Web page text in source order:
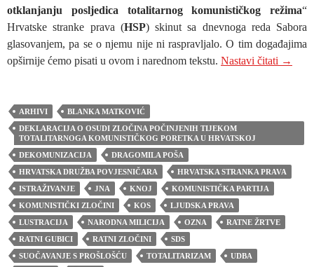
otklanjanju posljedica totalitarnog komunističkog režima“
Hrvatske stranke prava (HSP) skinut sa dnevnoga reda Sabora
glasovanjem, pa se o njemu nije ni raspravljalo. O tim događajima
opširnije ćemo pisati u ovom i narednom tekstu. Nastavi čitati Kako
→
ARHIVI
BLANKA MATKOVIĆ
DEKLARACIJA O OSUDI ZLOČINA POČINJENIH TIJEKOM
TOTALITARNOGA KOMUNISTIČKOG PORETKA U HRVATSKOJ
DEKOMUNIZACIJA
DRAGOMILA POŠA
HRVATSKA DRUŽBA POVJESNIČARA
HRVATSKA STRANKA PRAVA
ISTRAŽIVANJE
JNA KNOJ
KOMUNISTIČKA PARTIJA
KOMUNISTIČKI ZLOČINI
KOS
LJUDSKA PRAVA
LUSTRACIJA
NARODNA MILICIJA OZNA
RATNE ŽRTVE
RATNI GUBICI
RATNI ZLOČINI
SDS
SUOČAVANJE S PROŠLOŠĆU
TOTALITARIZAM
UDBA